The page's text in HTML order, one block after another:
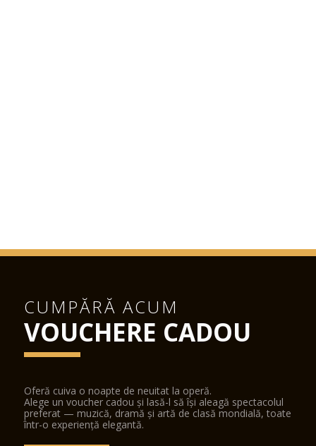
CUMPĂRĂ ACUM
VOUCHERE CADOU
Oferă cuiva o noapte de neuitat la operă.
Alege un voucher cadou și lasă-l să își aleagă spectacolul
preferat — muzică, dramă și artă de clasă mondială, toate
într-o experiență elegantă.